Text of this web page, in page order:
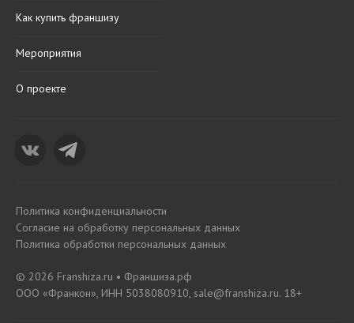
Как купить франшизу
Мероприятия
О проекте
Политика конфиденциальности
Согласие на обработку персональных данных
Политика обработки персональных данных
© 2026 Franshiza.ru • Франшиза.рф
ООО «Франкон», ИНН 5038080910, sale@franshiza.ru. 18+